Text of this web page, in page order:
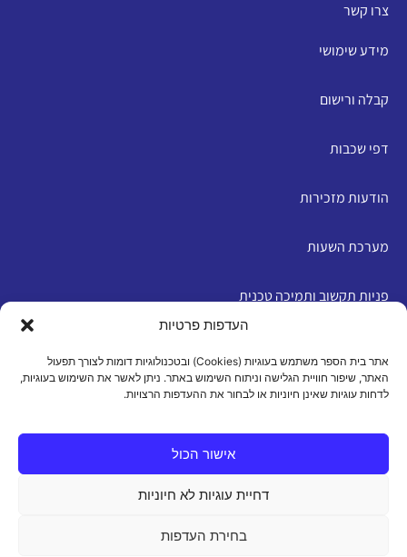
העדפות פרטיות
אתר בית הספר משתמש בעוגיות (Cookies) ובטכנולוגיות דומות לצורך תפעול
האתר, שיפור חוויית הגלישה וניתוח השימוש באתר. ניתן לאשר את השימוש בעוגיות,
לדחות עוגיות שאינן חיוניות או לבחור את ההעדפות הרצויות.
אישור הכול
דחיית עוגיות לא חיוניות
בחירת העדפות
צרו קשר
מידע שימושי
קבלה ורישום
דפי שכבות
הודעות מזכירות
מערכת השעות
פניות תקשוב ותמיכה טכנית
מדיניות פרטיות|תנאי שימוש|הצהרת נגישות|מדיניות
עוגיות